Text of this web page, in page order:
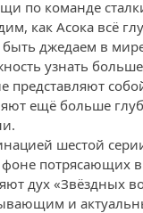
по команде
как Асока всё
быть джедаем в
узнать
представляют
ещё больше
шестой
потрясающих
дух «Звёздных
и